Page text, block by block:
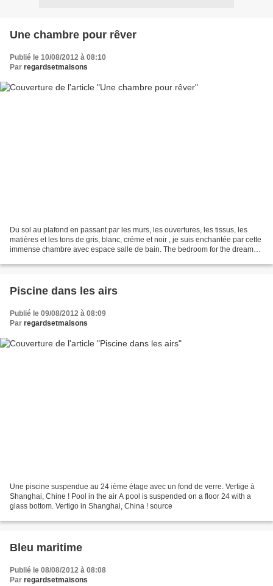
Une chambre pour rêver
Publié le 10/08/2012 à 08:10
Par regardsetmaisons
Du sol au plafond en passant par les murs, les ouvertures, les tissus, les
matières et les tons de gris, blanc, créme et noir , je suis enchantée par cette
immense chambre avec espace salle de bain. The bedroom for the dream
Piscine dans les airs
Publié le 09/08/2012 à 08:09
Par regardsetmaisons
Une piscine suspendue au 24 ième étage avec un fond de verre. Vertige à
Shanghai, Chine ! Pool in the air A pool is suspended on a floor 24 with a
glass bottom. Vertigo in Shanghai, China ! source
Bleu maritime
Publié le 08/08/2012 à 08:08
Par regardsetmaisons